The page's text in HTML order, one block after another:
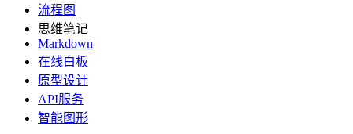
流程图
思维笔记
Markdown
在线白板
原型设计
API服务
智能图形